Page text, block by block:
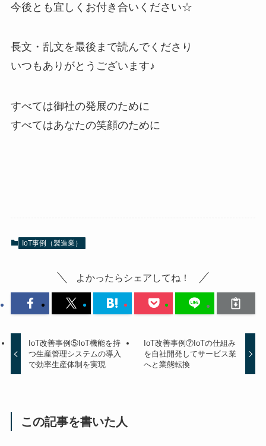
今後とも宜しくお付き合いください☆
長文・乱文を最後まで読んでくださり
いつもありがとうございます♪
すべては御社の発展のために
すべてはあなたの笑顔のために
IoT事例（製造業）
よかったらシェアしてね！
IoT改善事例⑤IoT機能を持
つ生産管理システムの導入
で効率生産体制を実現
IoT改善事例⑦IoTの仕組み
を自社開発してサービス業
へと業態転換
この記事を書いた人